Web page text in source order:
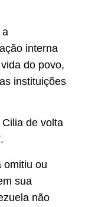
a
interna
do povo,
instituições
de volta
omitiu ou
sua
não